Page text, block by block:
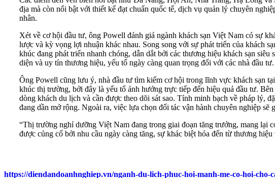
địa mà còn nổi bật với thiết kế đạt chuẩn quốc tế, dịch vụ quản lý chuyên
nhân.
Xét về cơ hội đầu tư, ông Powell đánh giá ngành khách sạn Việt Nam có sự
lược và kỳ vọng lợi nhuận khác nhau. Song song với sự phát triển của khách
khúc đang phát triển nhanh chóng, dẫn dắt bởi các thương hiệu khách sạn
diện và uy tín thương hiệu, yếu tố ngày càng quan trọng đối với các nhà đầu tư.
Ông Powell cũng lưu ý, nhà đầu tư tìm kiếm cơ hội trong lĩnh vực khách sạn
khúc thị trường, bởi đây là yếu tố ảnh hưởng trực tiếp đến hiệu quả đầu tư.
dòng khách du lịch và cần được theo dõi sát sao. Tính minh bạch về pháp lý,
đang dần mở rộng. Ngoài ra, việc lựa chọn đối tác vận hành chuyên nghiệp sẽ
“Thị trường nghỉ dưỡng Việt Nam đang trong giai đoạn tăng trưởng, mang lại
được củng cố bởi nhu cầu ngày càng tăng, sự khác biệt hóa đến từ thương
https://diendandoanhnghiep.vn/nganh-du-lich-phuc-hoi-manh-me-co-hoi-cho-